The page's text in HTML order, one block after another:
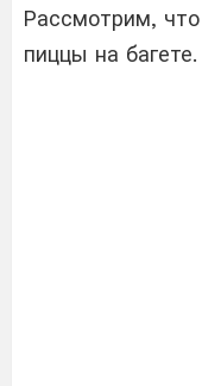
Рассмотрим,
пиццы на багете.